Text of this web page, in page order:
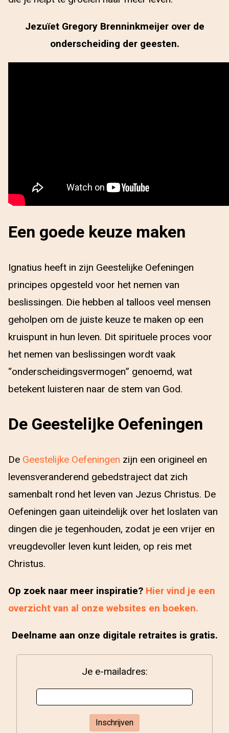
Jezuïet Gregory Brenninkmeijer over de
onderscheiding der geesten.
Een goede keuze maken
Ignatius heeft in zijn Geestelijke Oefeningen
principes opgesteld voor het nemen van
beslissingen. Die hebben al talloos veel mensen
geholpen om de juiste keuze te maken op een
kruispunt in hun leven. Dit spirituele proces voor
het nemen van beslissingen wordt vaak
“onderscheidingsvermogen” genoemd, wat
betekent luisteren naar de stem van God.
De Geestelijke Oefeningen
De Geestelijke Oefeningen zijn een origineel en
levensveranderend gebedstraject dat zich
samenbalt rond het leven van Jezus Christus. De
Oefeningen gaan uiteindelijk over het loslaten van
dingen die je tegenhouden, zodat je een vrijer en
vreugdevoller leven kunt leiden, op reis met
Christus.
Op zoek naar meer inspiratie? Hier vind je een
overzicht van al onze websites en boeken.
Deelname aan onze digitale retraites is gratis.
Je e-mailadres: